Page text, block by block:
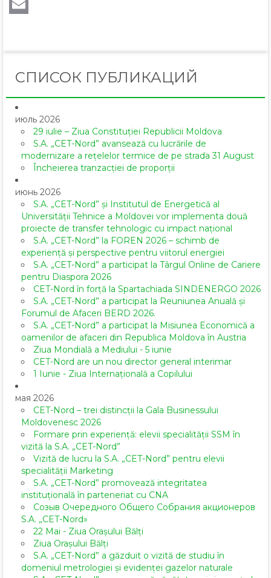
СПИСОК ПУБЛИКАЦИЙ
июль 2026
29 iulie – Ziua Constituției Republicii Moldova
S.A. „CET-Nord” avansează cu lucrările de
modernizare a rețelelor termice de pe strada 31 August
Încheierea tranzacției de proporții
июнь 2026
S.A. „CET-Nord” și Institutul de Energetică al
Universității Tehnice a Moldovei vor implementa două
proiecte de transfer tehnologic cu impact național
S.A. „CET-Nord” la FOREN 2026 – schimb de
experiență și perspective pentru viitorul energiei
S.A. „CET-Nord” a participat la Târgul Online de Cariere
pentru Diaspora 2026
CET-Nord în forță la Spartachiada SINDENERGO 2026
S.A. „CET-Nord” a participat la Reuniunea Anuală și
Forumul de Afaceri BERD 2026.
S.A. „CET-Nord” a participat la Misiunea Economică a
oamenilor de afaceri din Republica Moldova în Austria
Ziua Mondială a Mediului - 5 iunie
CET-Nord are un nou director general interimar
1 Iunie - Ziua Internațională a Copilului
мая 2026
CET-Nord – trei distincții la Gala Businessului
Moldovenesc 2026
Formare prin experiență: elevii specialității SSM în
vizită la S.A. „CET-Nord”
Vizită de lucru la S.A. „CET-Nord” pentru elevii
specialității Marketing
S.A. „CET-Nord” promovează integritatea
instituțională în parteneriat cu CNA
Созыв Очередного Общего Собрания акционеров
S.A. „CET-Nord»
22 Mai - Ziua Orașului Bălți
Ziua Orașului Bălți
S.A. „CET-Nord” a găzduit o vizită de studiu în
domeniul metrologiei și evidenței gazelor naturale